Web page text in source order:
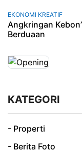
EKONOMI KREATIF
Angkringan
Berduaan
KATEGORI
- Properti
- Berita Foto